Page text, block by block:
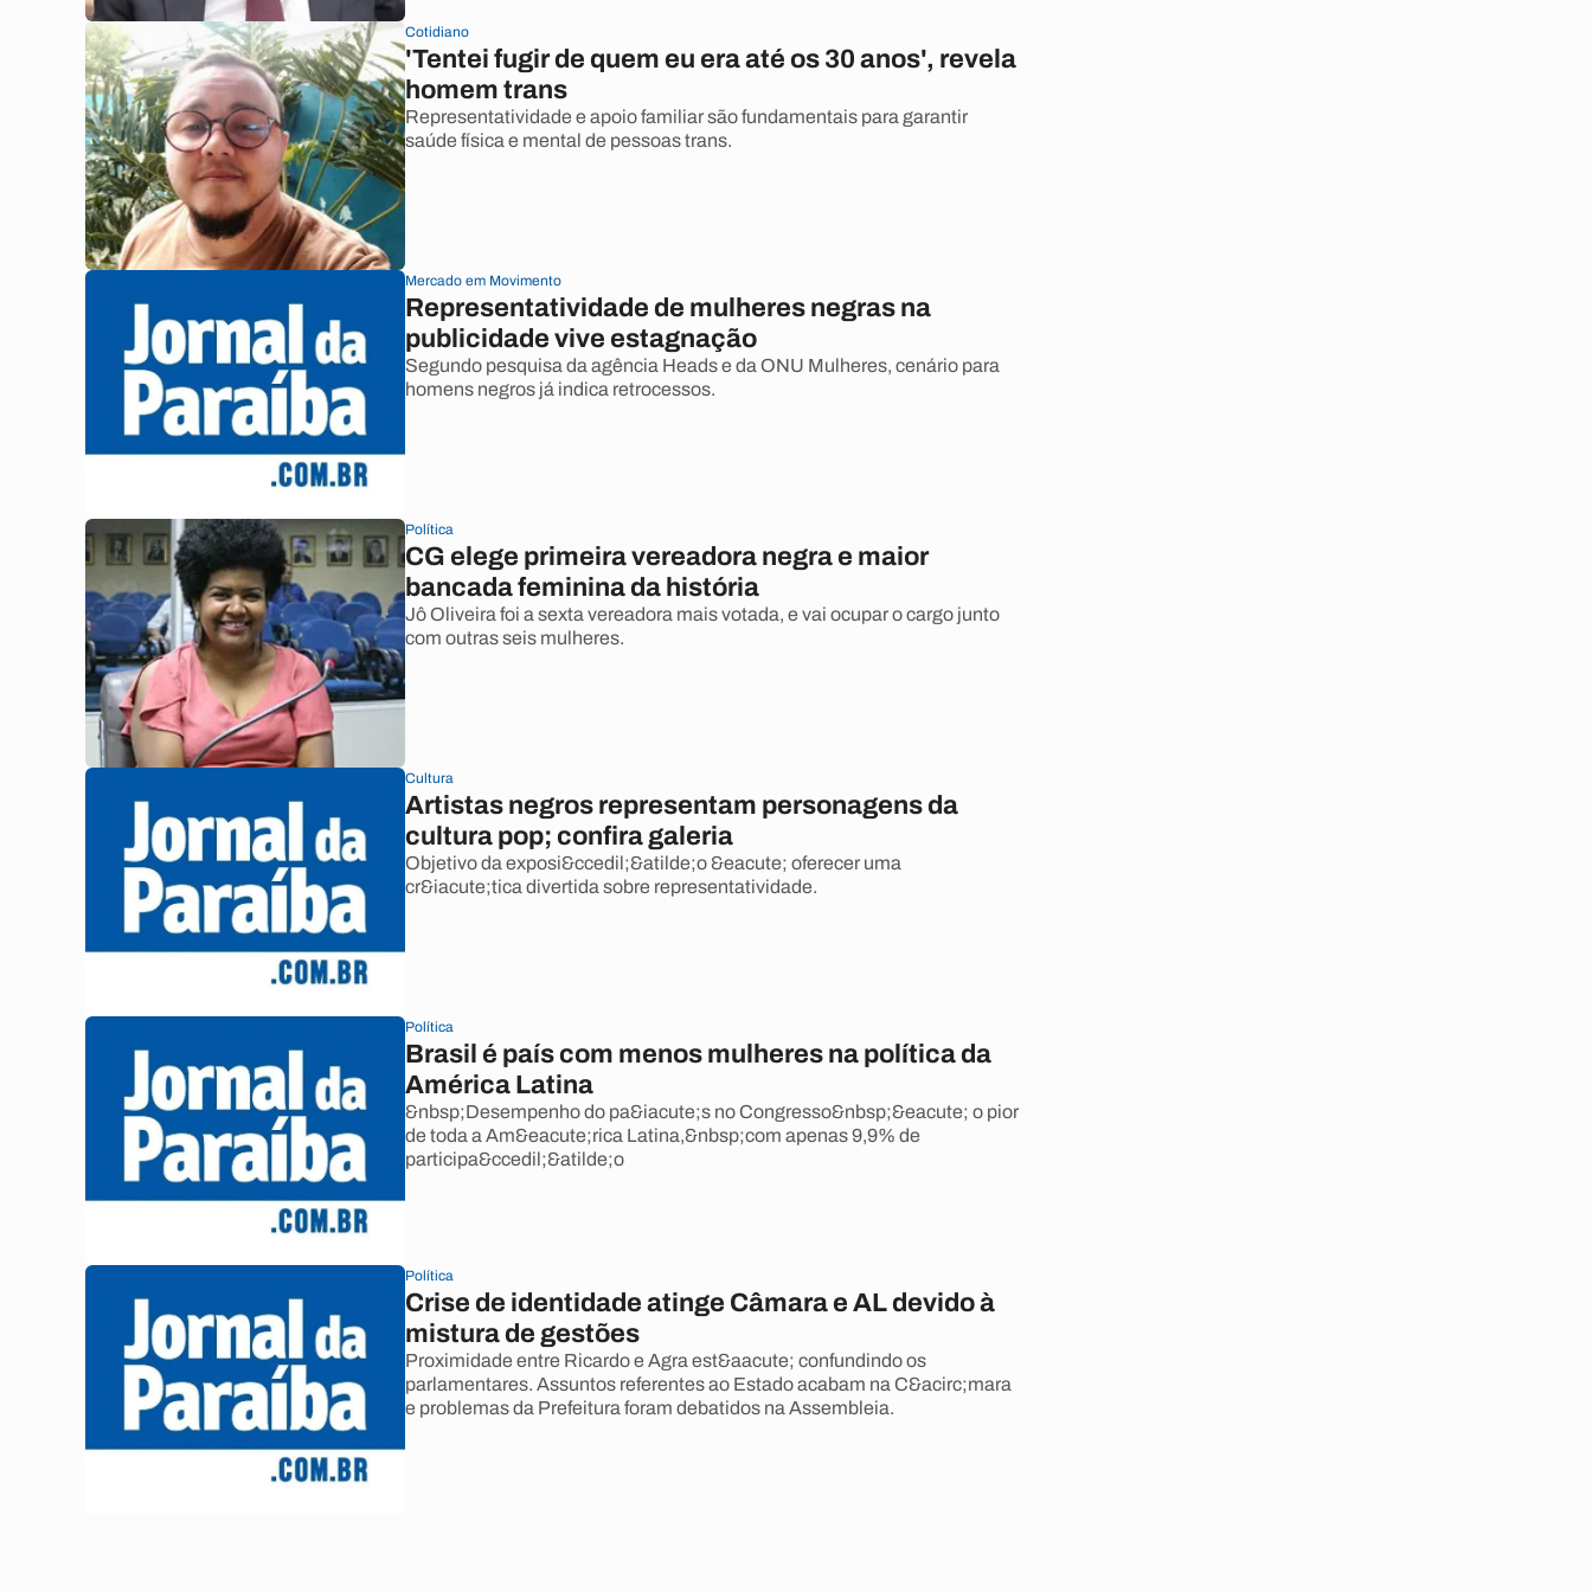
Cotidiano
'Tentei fugir de quem eu era até os 30 anos', revela
homem trans
Representatividade e apoio familiar são fundamentais para garantir
saúde física e mental de pessoas trans.
Mercado em Movimento
Representatividade de mulheres negras na
publicidade vive estagnação
Segundo pesquisa da agência Heads e da ONU Mulheres, cenário para
homens negros já indica retrocessos.
Política
CG elege primeira vereadora negra e maior
bancada feminina da história
Jô Oliveira foi a sexta vereadora mais votada, e vai ocupar o cargo junto
com outras seis mulheres.
Cultura
Artistas negros representam personagens da
cultura pop; confira galeria
Objetivo da exposi&ccedil;&atilde;o &eacute; oferecer uma
cr&iacute;tica divertida sobre representatividade.
Política
Brasil é país com menos mulheres na política da
América Latina
&nbsp;Desempenho do pa&iacute;s no Congresso&nbsp;&eacute; o pior
de toda a Am&eacute;rica Latina,&nbsp;com apenas 9,9% de
participa&ccedil;&atilde;o
Política
Crise de identidade atinge Câmara e AL devido à
mistura de gestões
Proximidade entre Ricardo e Agra est&aacute; confundindo os
parlamentares. Assuntos referentes ao Estado acabam na C&acirc;mara
e problemas da Prefeitura foram debatidos na Assembleia.